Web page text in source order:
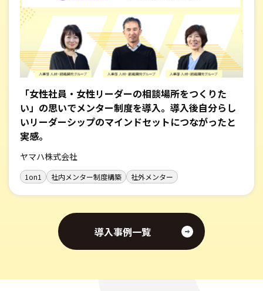
「女性社員・女性リーダーの相談場所をつくりた
い」の思いでメンター制度を導入。導入後自分らし
いリーダーシップのマインドセットにつながったと
実感。
ヤマハ株式会社
1on1 社内メンター制度構築 社外メンター
導入事例一覧